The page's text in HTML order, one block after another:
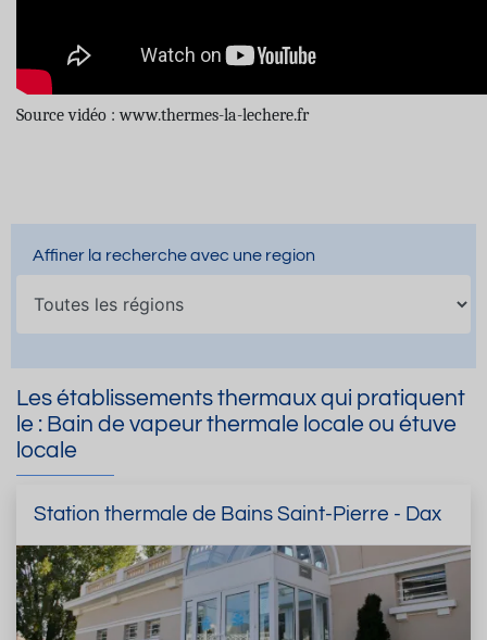
Source vidéo : www.thermes-la-lechere.fr
Affiner la recherche avec une region
Les établissements thermaux qui pratiquent
le : Bain de vapeur thermale locale ou étuve
locale
Station thermale de Bains Saint-Pierre - Dax